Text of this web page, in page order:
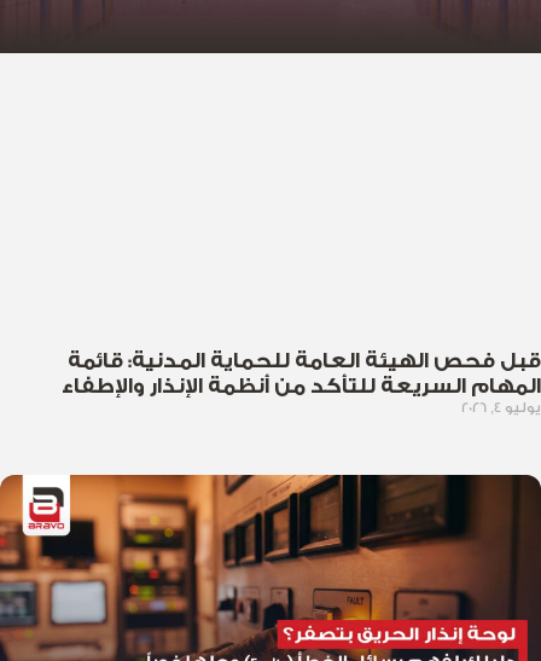
قبل فحص الهيئة العامة للحماية المدنية: قائمة
المهام السريعة للتأكد من أنظمة الإنذار والإطفاء
يوليو 4, 2026